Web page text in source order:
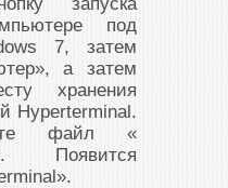
под
7, затем
а затем
хранения
Hyperterminal.
файл «
Появится